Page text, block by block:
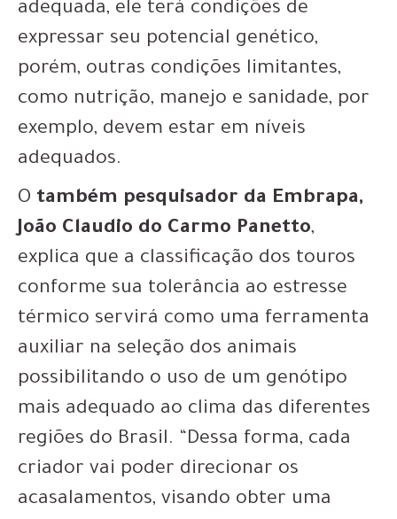
adequada, ele terá condições de
expressar seu potencial genético,
porém, outras condições limitantes,
como nutrição, manejo e sanidade, por
exemplo, devem estar em níveis
adequados.
O também pesquisador da Embrapa,
João Claudio do Carmo Panetto,
explica que a classificação dos touros
conforme sua tolerância ao estresse
térmico servirá como uma ferramenta
auxiliar na seleção dos animais
possibilitando o uso de um genótipo
mais adequado ao clima das diferentes
regiões do Brasil. “Dessa forma, cada
criador vai poder direcionar os
acasalamentos, visando obter uma